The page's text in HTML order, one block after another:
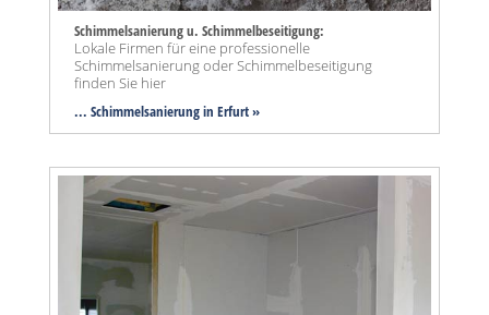
Schimmelsanierung u. Schimmelbeseitigung:
Lokale Firmen für eine professionelle
Schimmelsanierung oder Schimmelbeseitigung
finden Sie hier
... Schimmelsanierung in Erfurt »